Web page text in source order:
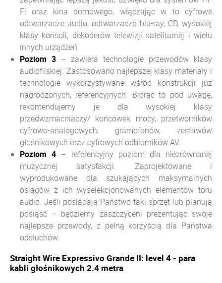
Fi oraz kina domowego, włączając w to cyfrowe
odtwarzacze audio, odtwarzacze blu-ray, CD, wysokiej
klasy konsoli, dekoderów telewizji satelitarnej i wielu
innych urządzeń
Poziom 3 – zawiera technologie przewodów klasy
audiofilskiej. Zastosowano najlepszej klasy materiały i
technologie wykorzystywane wśród konstrukcji już
nagrodzonych, referencyjnych. Biorąc to pod uwagę,
rekomendujemy je dla wysokiej klasy
przedwzmacniaczy/ końcówek mocy, przetworników
cyfrowo-analogowych, gramofonów, zestawów
głośnikowych oraz cyfrowych odbiorników AV.
Poziom 4 – referencyjny poziom dla niezrównanej
muzycznej satysfakcji. Zaprojektowane i
wyprodukowane dla szukających maksymalnych
osiągów z ich wyselekcjonowanych elementów toru
audio. Jeśli posiadają Państwo taki sprzęt lub planują
posiąść – będziemy zaszczyceni prezentując swoje
najlepsze przewody, z pełną korzyścią dla Państwa
odsłuchów.
Straight Wire Expressivo Grande II: level 4 - para
kabli głośnikowych 2.4 metra